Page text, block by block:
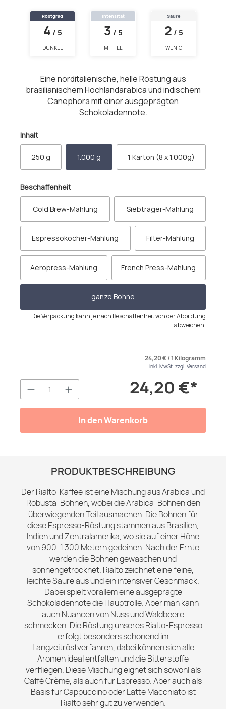
Röstgrad
4 / 5
DUNKEL
Intensität
3 / 5
MITTEL
Säure
2 / 5
WENIG
Eine norditalienische, helle Röstung aus
brasilianischem Hochlandarabica und indischem
Canephora mit einer ausgeprägten
Schokoladennote.
Inhaltauswählen
250 g 1.000 g 1 Karton (8 x 1.000g)
Beschaffenheitauswählen
Cold Brew-Mahlung Siebträger-Mahlung
Espressokocher-Mahlung Filter-Mahlung
Aeropress-Mahlung French Press-Mahlung
ganze Bohne
Die Verpackung kann je nach Beschaffenheit von der Abbildung
abweichen.
Produkt Anzahl: Gib den24,20 €*
24,20 € / 1 Kilogramm
inkl. MwSt. zzgl. Versand
In den Warenkorb
PRODUKTBESCHREIBUNG
Der Rialto-Kaffee ist eine Mischung aus Arabica und
Robusta-Bohnen, wobei die Arabica-Bohnen den
überwiegenden Teil ausmachen. Die Bohnen für
diese Espresso-Röstung stammen aus Brasilien,
Indien und Zentralamerika, wo sie auf einer Höhe
von 900-1.300 Metern gedeihen. Nach der Ernte
werden die Bohnen gewaschen und
sonnengetrocknet. Rialto zeichnet eine feine,
leichte Säure aus und ein intensiver Geschmack.
Dabei spielt vorallem eine ausgeprägte
Schokoladennote die Hauptrolle. Aber man kann
auch Nuancen von Nuss und Waldbeere
schmecken. Die Röstung unseres Rialto-Espresso
erfolgt besonders schonend im
Langzeitröstverfahren, dabei können sich alle
Aromen ideal entfalten und die Bitterstoffe
verfliegen. Diese Mischung eignet sich sowohl als
Caffé Crème, als auch für Espresso. Aber auch als
Basis für Cappuccino oder Latte Macchiato ist
Rialto sehr gut zu verwenden.